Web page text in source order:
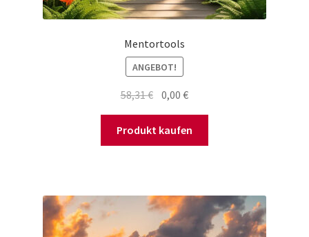
Mentortools
ANGEBOT!
58,31€ Ursprünglicher
Preis
war:
58,31 €
0,00€Aktueller
Preis
ist:
0,00 €.
Produkt kaufen